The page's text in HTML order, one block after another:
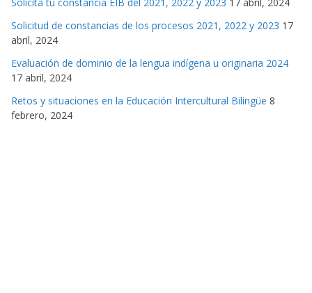
Solicita tu constancia EIB del 2021, 2022 y 2023 17 abril, 2024
Solicitud de constancias de los procesos 2021, 2022 y 2023 17
abril, 2024
Evaluación de dominio de la lengua indígena u originaria 2024
17 abril, 2024
Retos y situaciones en la Educación Intercultural Bilingüe 8
febrero, 2024